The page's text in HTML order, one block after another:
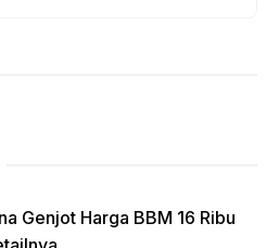
Genjot Harga BBM 16 Ribu